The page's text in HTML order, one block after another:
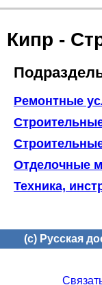
Кипр -
Ремонтные
Отделочные
Техника,
(c) Русская